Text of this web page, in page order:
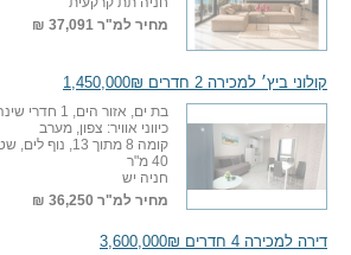
מחיר למ"ר 37,091 ₪
קולוני ביץ׳ למכירה 2 חדרים 1,450,000₪
בת ים, אזור הים, 1 חדרי שינה + סלון
כיווני אוויר: צפון, מערב
קומה 8 מתוך 13, נוף לים, שטח הדירה בקולוני ביץ׳
40 מ"ר
חניה יש
מחיר למ"ר 36,250 ₪
דירה למכירה 4 חדרים 3,600,000₪